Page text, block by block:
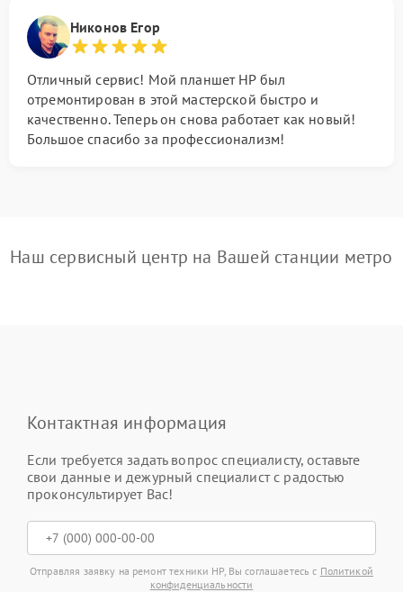
Никонов Егор
Отличный сервис! Мой планшет HP был
отремонтирован в этой мастерской быстро и
качественно. Теперь он снова работает как новый!
Большое спасибо за профессионализм!
Наш сервисный центр на Вашей станции метро
Контактная информация
Если требуется задать вопрос специалисту, оставьте
свои данные и дежурный специалист с радостью
проконсультирует Вас!
Отправляя заявку на ремонт техники HP, Вы соглашаетесь с Политикой
конфиденциальности